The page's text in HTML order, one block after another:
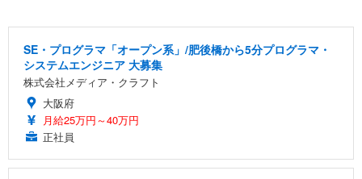
SE・プログラマ「オープン系」/肥後橋から5分プログラマ・
システムエンジニア 大募集
株式会社メディア・クラフト
大阪府
月給25万円～40万円
正社員